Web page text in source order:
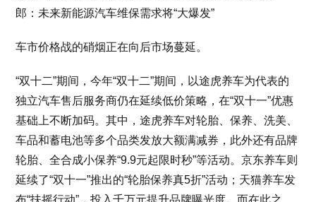
郎：未来新能源汽车维保需求将“大爆发”
车市价格战的硝烟正在向后市场蔓延。
“双十二”期间，今年“双十二”期间，以途虎养车为代表的
独立汽车售后服务商仍在延续低价策略，在“双十一”优惠
基础上不断加码。其中，途虎养车对轮胎、保养、洗美、
车品和蓄电池等多个品类发放大额满减券，此外还有品牌
轮胎、全合成小保养“9.9元起限时秒”等活动。京东养车则
延续了“双十一”推出的“轮胎保养真5折”活动；天猫养车发
布“扶摇行动”，投入千万元提升品牌曝光度。而在此之